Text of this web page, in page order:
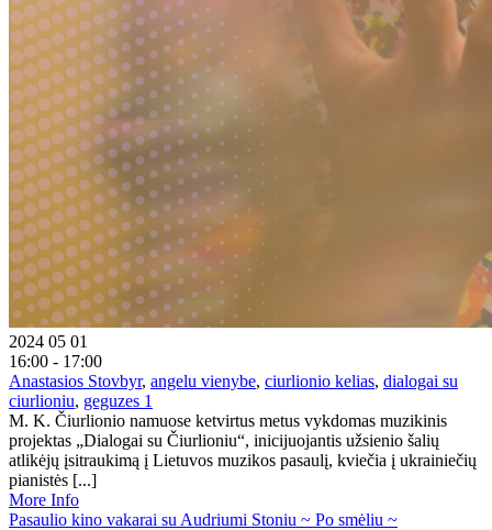
2024 05 01
16:00 - 17:00
Anastasios Stovbyr, angelu vienybe, ciurlionio kelias, dialogai su
ciurlioniu, geguzes 1
M. K. Čiurlionio namuose ketvirtus metus vykdomas muzikinis
projektas „Dialogai su Čiurlioniu“, inicijuojantis užsienio šalių
atlikėjų įsitraukimą į Lietuvos muzikos pasaulį, kviečia į ukrainiečių
pianistės [...]
More Info
Pasaulio kino vakarai su Audriumi Stoniu ~ Po smėliu ~